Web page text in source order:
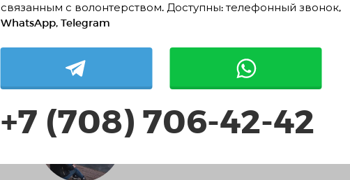
связанным с волонтерством. Доступны: телефонный звонок,
WhatsApp, Telegram
+7 (708) 706-42-42